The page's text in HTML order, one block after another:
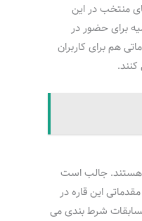
منتخب در این
2026 آماده می کنند. قاره آسیا 8 و نیم سهمیه برای حضور در
هم برای کاربران
هستند. جالب است
های مقدماتی این قاره در
شرط بندی می